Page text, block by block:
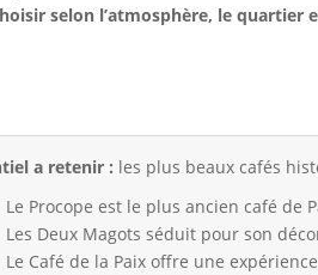
selon l’atmosphère, le quartier
a retenir : les plus beaux cafés
Le Procope est le plus ancien café de
Les Deux Magots séduit pour son
Le Café de la Paix offre une